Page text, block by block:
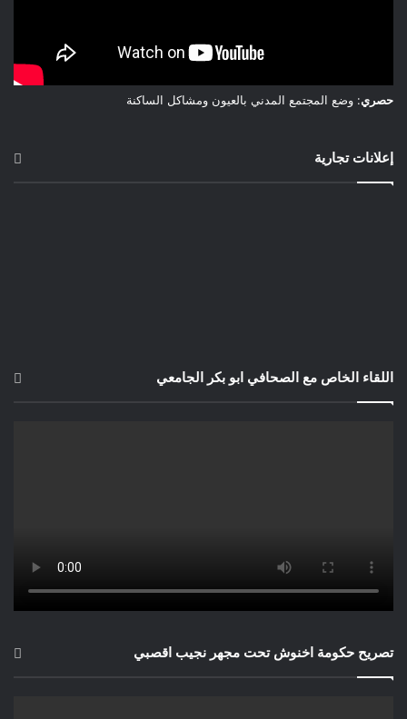
حصري: وضع المجتمع المدني بالعيون ومشاكل الساكنة
إعلانات تجارية
اللقاء الخاص مع الصحافي ابو بكر الجامعي
تصريح حكومة اخنوش تحت مجهر نجيب اقصبي